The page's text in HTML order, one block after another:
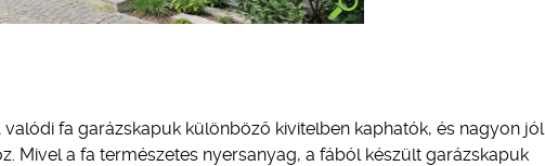
fa garázskapuk különböző kivitelben kaphatók, és nagyon jól
Mivel a fa természetes nyersanyag, a fából készült garázskapuk